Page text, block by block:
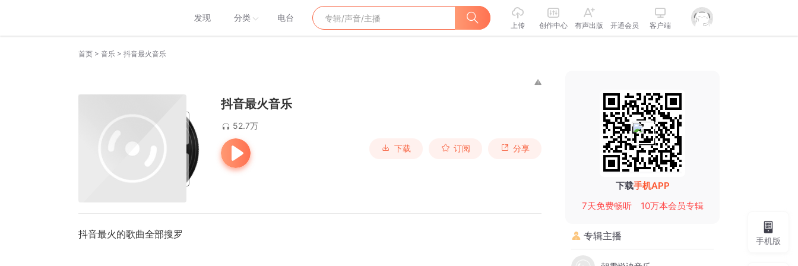
发现 分类 电台
上传 创作中心 有声出版 开通会员 客户端
首页 > 音乐 > 抖音最火音乐
抖音最火音乐
52.7万
下载 订阅 分享
抖音最火的歌曲全部搜罗
下载手机APP
7天免费畅听
10万本会员专辑
专辑主播 手机版